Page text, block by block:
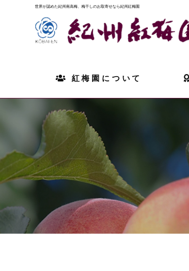
世界が認めた紀州南高梅、梅干しのお取寄せなら紀州紅梅園
紅梅園について